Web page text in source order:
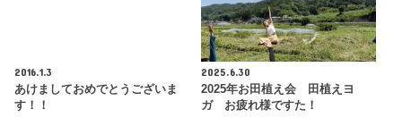
2016.1.3
あけましておめでとうございま
す！！
2025.6.30
2025年お田植え会 田植えヨ
ガ お疲れ様ですた！